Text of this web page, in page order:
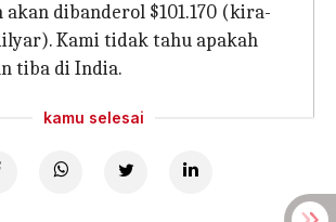
dibanderol $101.170 (kira-
Kami tidak tahu apakah
tiba di India.
kamu selesai